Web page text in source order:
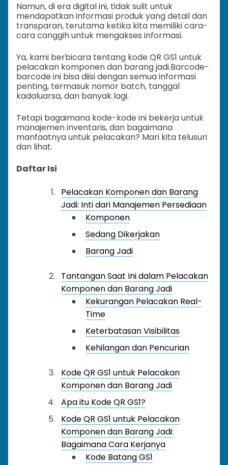
Namun, di era digital ini, tidak sulit untuk
mendapatkan informasi produk yang detail dan
transparan, terutama ketika kita memiliki cara-
cara canggih untuk mengakses informasi.
Ya, kami berbicara tentang kode QR GS1 untuk
pelacakan komponen dan barang jadi.Barcode-
barcode ini bisa diisi dengan semua informasi
penting, termasuk nomor batch, tanggal
kadaluarsa, dan banyak lagi.
Tetapi bagaimana kode-kode ini bekerja untuk
manajemen inventaris, dan bagaimana
manfaatnya untuk pelacakan? Mari kita telusuri
dan lihat.
Daftar Isi
Pelacakan Komponen dan Barang
Jadi: Inti dari Manajemen Persediaan
Komponen
Sedang Dikerjakan
Barang Jadi
Tantangan Saat Ini dalam Pelacakan
Komponen dan Barang Jadi
Kekurangan Pelacakan Real-
Time
Keterbatasan Visibilitas
Kehilangan dan Pencurian
Kode QR GS1 untuk Pelacakan
Komponen dan Barang Jadi
Apa itu Kode QR GS1?
Kode QR GS1 untuk Pelacakan
Komponen dan Barang Jadi:
Bagaimana Cara Kerjanya
Kode Batang GS1